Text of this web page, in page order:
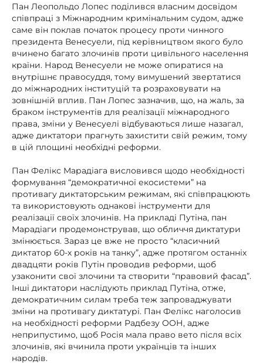
Пан Леопольдо Лопес поділився власним досвідом
співпраці з Міжнародним кримінальним судом, адже
саме він поклав початок процесу проти чинного
президента Венесуели, під керівництвом якого було
вчинено багато злочинів проти цивільного населення
країни. Народ Венесуели не може опиратися на
внутрішнє правосуддя, тому вимушений звертатися
до міжнародних інституцій та розраховувати на
зовнішній вплив. Пан Лопес зазначив, що, на жаль, за
браком інструментів для реалізації міжнародного
права, зміни у Венесуелі відбуваються лише назагал,
адже диктатори прагнуть захистити свій режим, тому
в цій площині необхідні реформи.
Пан Фелікс Марадіага висловився щодо необхідності
формування “демократичної екосистеми” на
противагу диктаторським режимам, які співпрацюють
та використовують однакові інструменти для
реалізації своїх злочинів. На прикладі Путіна, пан
Марадіаги продемонстрував, що обличчя диктатури
змінюється. Зараз це вже не просто “класичний
диктатор 60-х років на танку”, адже протягом останніх
двадцяти років Путін проводив реформи, щоб
узаконити свої злочини та створити “правовий фасад”.
Інші диктатори наслідують приклад Путіна, отже,
демократичним силам треба теж запроваджувати
зміни на противагу диктатурі. Пан Фелікс наголосив
на необхідності реформи Радбезу ООН, адже
неприпустимо, щоб Росія мала право вето після всіх
злочинів, які вчинила проти українців та інших
народів.